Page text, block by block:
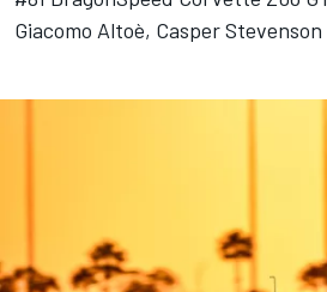
Giacomo Altoè, Casper Stevenson